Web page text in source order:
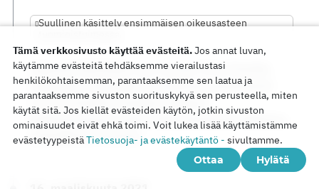
Suullinen käsittely ensimmäisen oikeusasteen
Tapausta käsittelee uusi tuomari Irina Pantela.
Tapauksen todistajat luonnehtivat positiivisesti
Yuriy ja Zinaida Krutyakov. Naapuri
laskeutumisessa puhuu tästä perheestä hiljaisina,
ystävällisinä ihmisinä.
Tämä verkkosivusto käyttää evästeitä.Jos annat luvan,
käytämme evästeitä tehdäksemme vierailustasi
henkilökohtaisemman, parantaaksemme sen laatua ja
parantaaksemme sivuston suorituskykyä sen perusteella, miten
käytät sitä. Jos kiellät evästeiden käytön, jotkin sivuston
ominaisuudet eivät ehkä toimi. Voit lukea lisää käyttämistämme
evästetyypeistäTietosuoja- ja evästekäytäntö - sivultamme.
Ottaa
Hylätä